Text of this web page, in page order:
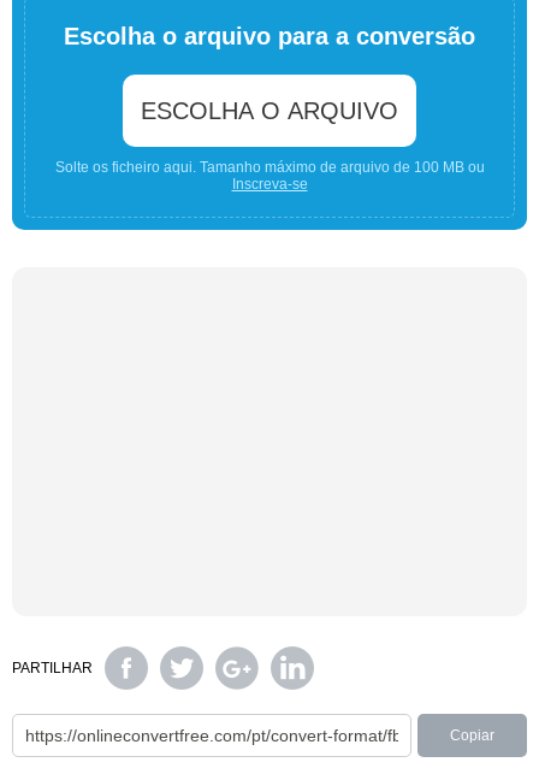
Escolha o arquivo para a conversão
ESCOLHA O ARQUIVO
Solte os ficheiro aqui. Tamanho máximo de arquivo de 100 MB ou
Inscreva-se
PARTILHAR
Copiar